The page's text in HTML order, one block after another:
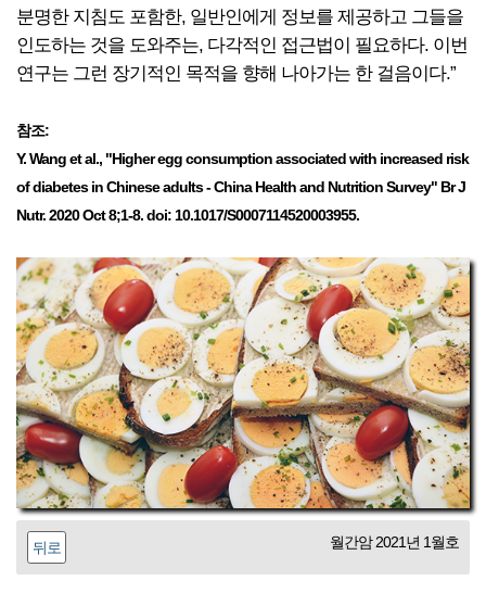
분명한 지침도 포함한, 일반인에게 정보를 제공하고 그들을
인도하는 것을 도와주는, 다각적인 접근법이 필요하다. 이번
연구는 그런 장기적인 목적을 향해 나아가는 한 걸음이다.”
참조:
Y. Wang et al., "Higher egg consumption associated with increased risk
of diabetes in Chinese adults - China Health and Nutrition Survey" Br J
Nutr. 2020 Oct 8;1-8. doi: 10.1017/S0007114520003955.
뒤로 월간암 2021년 1월호